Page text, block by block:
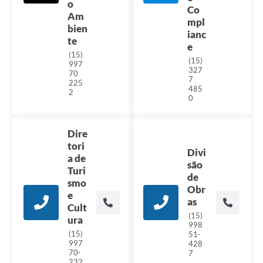
o
Am
bien
te
(15)
997
70
225
2
Co
mpl
ianc
e
(15)
327
7
485
0
Dire
tori
a de
Turi
smo
e
Cult
ura
(15)
997
70-
Divi
são
de
Obr
as
(15)
998
51-
428
7